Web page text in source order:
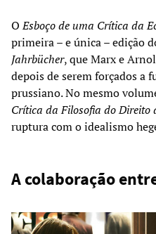
OEsboçode uma Crítica da
primeira – e única – edição
Jahrbücher, que Marx e
depois de serem forçados a
prussiano. No mesmo
Crítica da Filosofia do Direito
ruptura com o idealismo
A colaboração